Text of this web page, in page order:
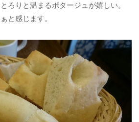
ろりと温まるポタージュが嬉しい。
と感じます。